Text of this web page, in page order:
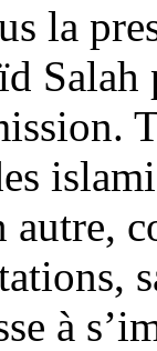
la
autre,
à